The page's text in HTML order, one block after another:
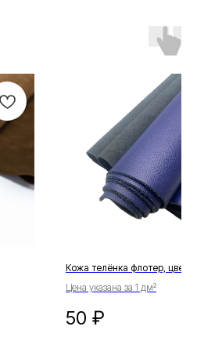
Кожа телёнка флотер, цвет
Цена указана за 1 дм²
50 ₽